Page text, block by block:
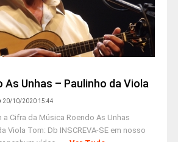
As Unhas – Paulinho da Viola
20/10/2020 15:44
Cifra da Música Roendo As Unhas
Viola Tom: Db INSCREVA-SE em nosso